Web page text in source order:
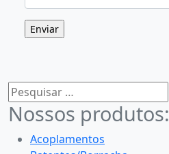
Pesquisar
por:
Nossos produtos:
Acoplamentos